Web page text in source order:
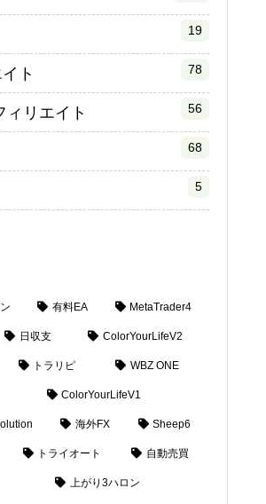
19
ト 78
ィリエイト 56
68
5
有料EA MetaTrader4
日収支 ColorYourLifeV2
トラリピ WBZ ONE
ColorYourLifeV1
海外FX Sheep6
トライオート 自動売買
上がり3ハロン